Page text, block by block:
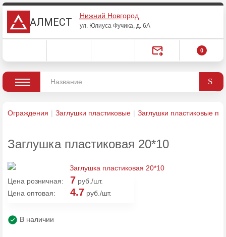
АЛМЕСТ
Нижний Новгород
ул. Юлиуса Фучика, д. 6А
0
Ограждения Заглушки пластиковые Заглушки пластиковые
Заглушка пластиковая 20*10
Цена розничная: 7 руб./шт.
Цена оптовая:
4.7 руб./шт.
В наличии